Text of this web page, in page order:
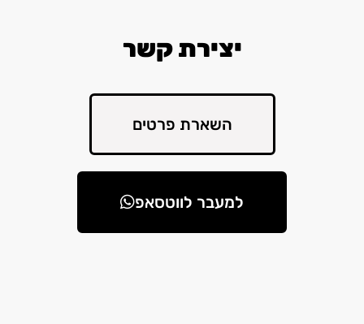
יצירת קשר
השארת פרטים
למעבר לווטסאפ